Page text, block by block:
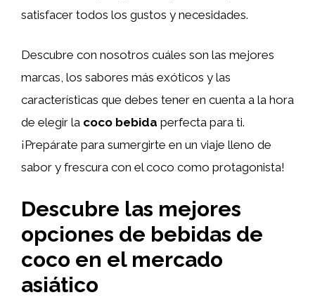
satisfacer todos los gustos y necesidades.
Descubre con nosotros cuáles son las mejores
marcas, los sabores más exóticos y las
características que debes tener en cuenta a la hora
de elegir la coco bebida perfecta para ti.
¡Prepárate para sumergirte en un viaje lleno de
sabor y frescura con el coco como protagonista!
Descubre las mejores
opciones de bebidas de
coco en el mercado
asiático